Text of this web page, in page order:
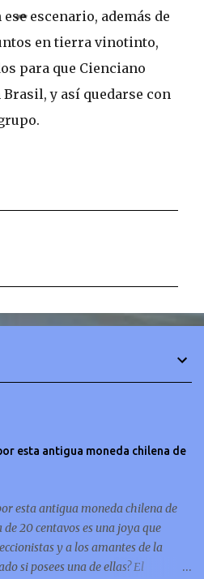
ese escenario, además de
en tierra vinotinto,
para que Cienciano
y así quedarse con
esta antigua moneda chilena de
esta antigua moneda chilena de
20 centavos es una joya que
y a los amantes de la
si posees una de ellas? El